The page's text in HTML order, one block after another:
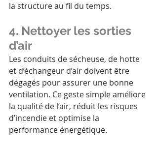
la structure au fil du temps.
4. Nettoyer les sorties
d’air
Les conduits de sécheuse, de hotte
et d’échangeur d’air doivent être
dégagés pour assurer une bonne
ventilation. Ce geste simple améliore
la qualité de l’air, réduit les risques
d’incendie et optimise la
performance énergétique.